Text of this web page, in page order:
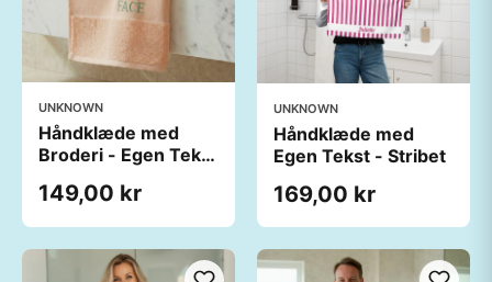
UNKNOWN
Håndklæde med
Broderi - Egen Tekst
149,00 kr
UNKNOWN
Håndklæde med
Egen Tekst - Stribet
169,00 kr